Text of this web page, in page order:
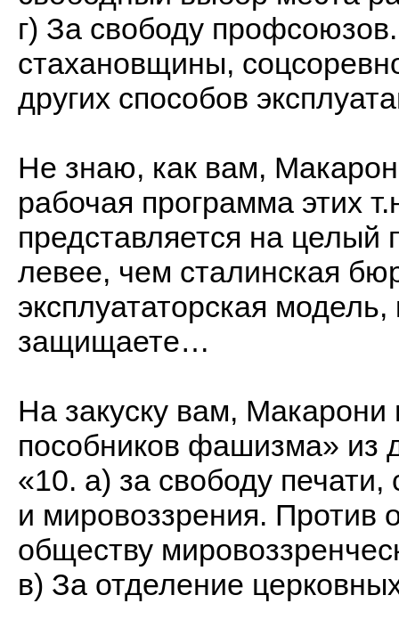
г) За свободу
стахановщины,
других способов
Не знаю, как вам,
рабочая программа этих
представляется на целый
левее, чем сталинская
эксплуататорская
защищаете…
На закуску вам, Макарони
пособников фашизма» из
«10. а) за свободу
и мировоззрения. Против
обществу
в) За отделение